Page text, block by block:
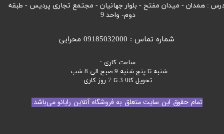
تمام حقوق این سایت متعلق به فروشگاه آنلاین رایانو می‌باشد.
: همدان - میدان مفتح - بلوار جهانیان - مجتمع تجاری پردیس - طبقه
دوم- واحد 9
ساعت کاری :
شنبه تا پنج شنبه 9 صبح الی 8 شب
تحویل کالا 3 تا 7 روز کاری
شماره تماس : 09185032000 محرابی